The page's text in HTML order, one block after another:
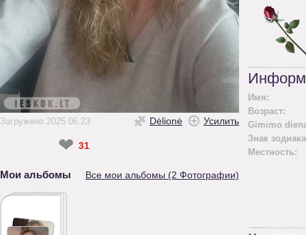
Загружено 2025.06.23 Dėlionė Усилить
❤ 31
Мои альбомы Все мои альбомы (2 Фотографии)
Имя:
Возраст:
Gimimo
Знак
Местность: